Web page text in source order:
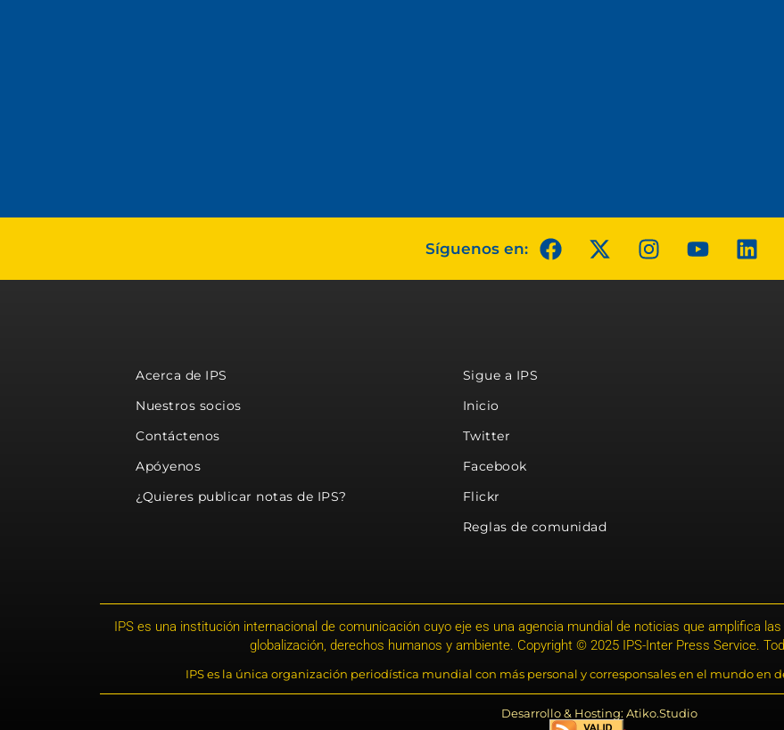
Síguenos en:
Acerca de IPS
Nuestros socios
Contáctenos
Apóyenos
¿Quieres publicar notas de IPS?
Sigue a IPS
Inicio
Twitter
Facebook
Flickr
Reglas de comunidad
IPS es una institución internacional de comunicación cuyo eje es una agencia mundial de noticias que amplifica
globalización, derechos humanos y ambiente. Copyright © 2025 IPS-Inter Press Service.
IPS es la única organización periodística mundial con más personal y corresponsales en el mundo en
Desarrollo & Hosting: Atiko.Studio